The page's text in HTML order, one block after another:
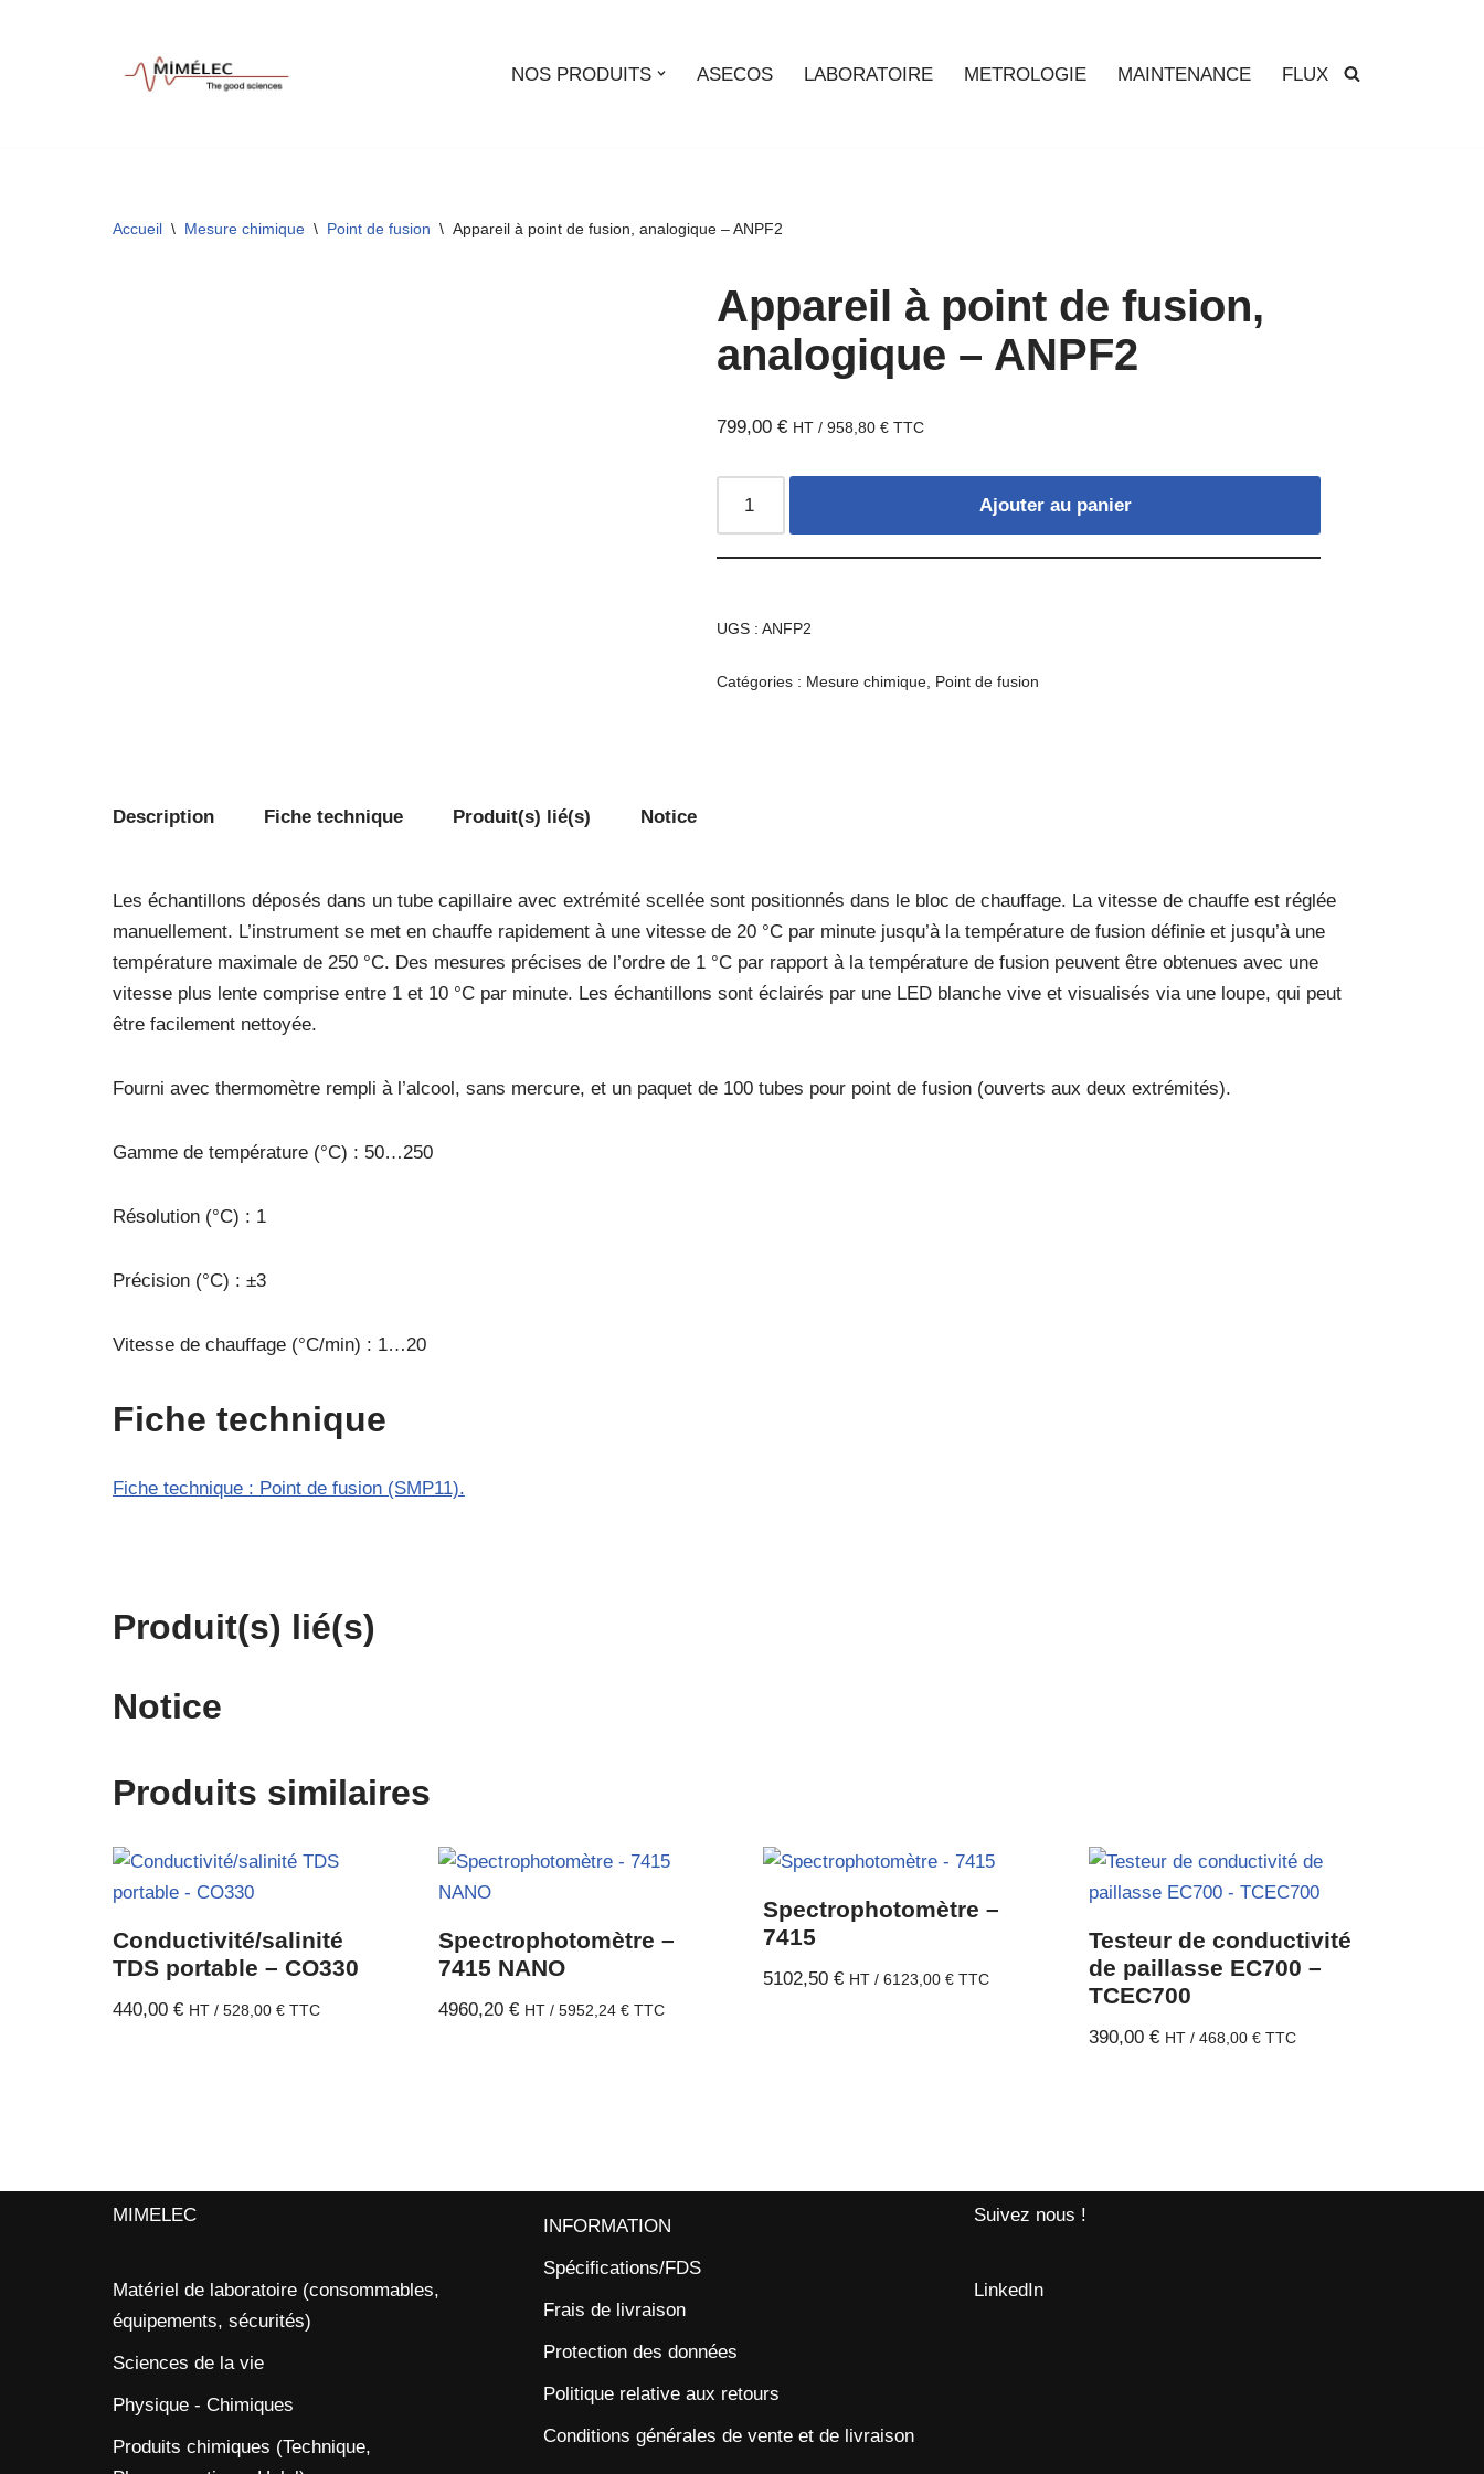
NOS PRODUITS ASECOS LABORATOIRE METROLOGIE MAINTENANCE FLUX
Accueil \ Mesure chimique \ Point de fusion \ Appareil à point de fusion, analogique – ANPF2
Appareil à point de fusion,
analogique – ANPF2
799,00€ HT /958,80€ TTC
Ajouter au panier
UGS :ANFP2
Catégories : Mesure chimique, Point de fusion
Description Fiche technique Produit(s) lié(s) Notice
Les échantillons déposés dans un tube capillaire avec extrémité scellée sont positionnés dans le bloc de chauffage. La vitesse de chauffe est réglée
manuellement. L’instrument se met en chauffe rapidement à une vitesse de 20 °C par minute jusqu’à la température de fusion définie et jusqu’à une
température maximale de 250 °C. Des mesures précises de l’ordre de 1 °C par rapport à la température de fusion peuvent être obtenues avec une
vitesse plus lente comprise entre 1 et 10 °C par minute. Les échantillons sont éclairés par une LED blanche vive et visualisés via une loupe, qui peut
être facilement nettoyée.
Fourni avec thermomètre rempli à l’alcool, sans mercure, et un paquet de 100 tubes pour point de fusion (ouverts aux deux extrémités).
Gamme de température (°C) : 50…250
Résolution (°C) : 1
Précision (°C) : ±3
Vitesse de chauffage (°C/min) : 1…20
Fiche technique
Fiche technique : Point de fusion (SMP11).
Produit(s) lié(s)
Notice
Produits similaires
Conductivité/salinité
TDS portable – CO330
440,00 € HT / 528,00 € TTC
Spectrophotomètre –
7415 NANO
4960,20 € HT / 5952,24 €TTC
Spectrophotomètre –
7415
5102,50€ HT /6123,00€ TTC
Testeur de conductivité
de paillasse EC700 –
TCEC700
390,00€ HT /468,00€ TTC
MIMELEC
Matériel de laboratoire (consommables,
équipements, sécurités)
Sciences de la vie
Physique - Chimiques
Produits chimiques (Technique,
INFORMATION
Spécifications/FDS
Frais de livraison
Protection des données
Politique relative aux retours
Conditions générales de vente et de livraison
Suivez nous !
LinkedIn